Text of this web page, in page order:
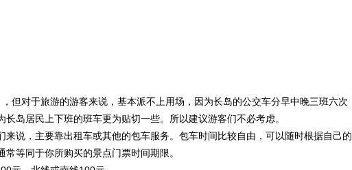
但对于旅游的游客来说，基本派不上用场，因为长岛的公交车分早中晚三班六次
岛居民上下班的班车更为贴切一些。所以建议游客们不必考虑。
来说，主要靠出租车或其他的包车服务。包车时间比较自由，可以随时根据自己的
等同于你所购买的景点门票时间期限。